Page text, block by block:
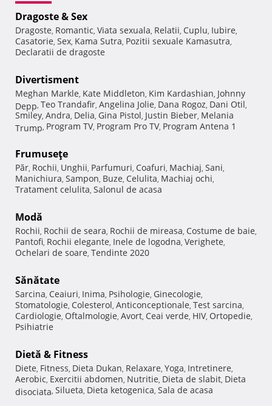
Dragoste & Sex
Dragoste, Romantic, Viata sexuala, Relatii, Cuplu, Iubire,
Casatorie, Sex, Kama Sutra, Pozitii sexuale Kamasutra,
Declaratii de dragoste
Divertisment
Meghan Markle, Kate Middleton, Kim Kardashian, Johnny
Depp, Teo Trandafir, Angelina Jolie, Dana Rogoz, Dani Otil,
Smiley, Andra, Delia, Gina Pistol, Justin Bieber, Melania
Trump, Program TV, Program Pro TV, Program Antena 1
Frumuseţe
Păr, Rochii, Unghii, Parfumuri, Coafuri, Machiaj, Sani,
Manichiura, Sampon, Buze, Celulita, Machiaj ochi,
Tratament celulita, Salonul de acasa
Modă
Rochii, Rochii de seara, Rochii de mireasa, Costume de baie,
Pantofi, Rochii elegante, Inele de logodna, Verighete,
Ochelari de soare, Tendinte 2020
Sănătate
Sarcina, Ceaiuri, Inima, Psihologie, Ginecologie,
Stomatologie, Colesterol, Anticonceptionale, Test sarcina,
Cardiologie, Oftalmologie, Avort, Ceai verde, HIV, Ortopedie,
Psihiatrie
Dietă & Fitness
Diete, Fitness, Dieta Dukan, Relaxare, Yoga, Intretinere,
Aerobic, Exercitii abdomen, Nutritie, Dieta de slabit, Dieta
disociata, Silueta, Dieta ketogenica, Sala de acasa